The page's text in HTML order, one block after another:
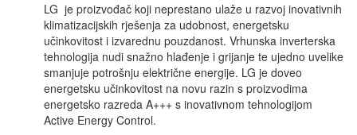
LG je proizvođač koji neprestano ulaže u razvoj inovativnih
klimatizacijskih rješenja za udobnost, energetsku
učinkovitost i izvarednu pouzdanost. Vrhunska inverterska
tehnologija nudi snažno hlađenje i grijanje te ujedno uvelike
smanjuje potrošnju električne energije. LG je doveo
energetsku učinkovitost na novu razin s proizvodima
energetsko razreda A+++ s inovativnom tehnologijom
Active Energy Control.